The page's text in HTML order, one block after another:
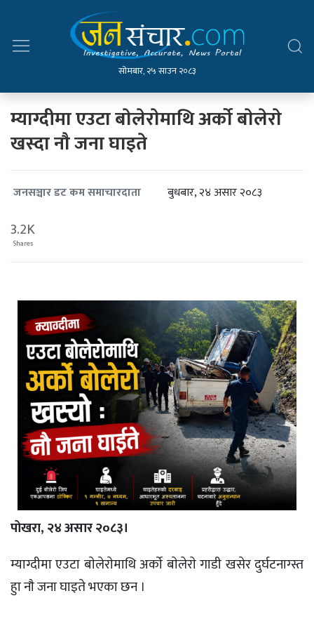
सोमबार, २५ साउन २०८३
म्याग्दीमा एउटा बाेलेराेमाथि अर्काे बाेलेराे
खस्दा नाै जना घाइते
जनसञ्चार डट कम समाचारदाता बुधबार, २४ असार २०८३
3.2K
Shares
पोखरा, २४ असार २०८३।
म्याग्दीमा एउटा बाेलेराेमाथि अर्काे बाेलेराे गाडी खसेर दुर्घटनाग्स्त
हुा नाै जना घाइते भएका छन ।